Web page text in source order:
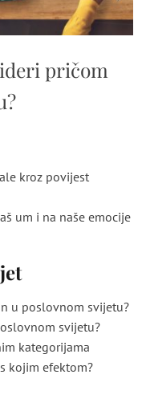
pričom
kroz povijest
um i na naše emocije
u poslovnom svijetu?
svijetu?
kategorijama
kojim efektom?